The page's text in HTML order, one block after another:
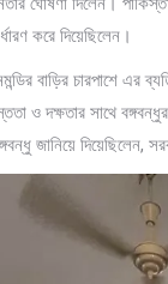
করে দিয়েছিলেন।
বাড়ির চারপাশে
ও দক্ষতার সাথে
জানিয়ে